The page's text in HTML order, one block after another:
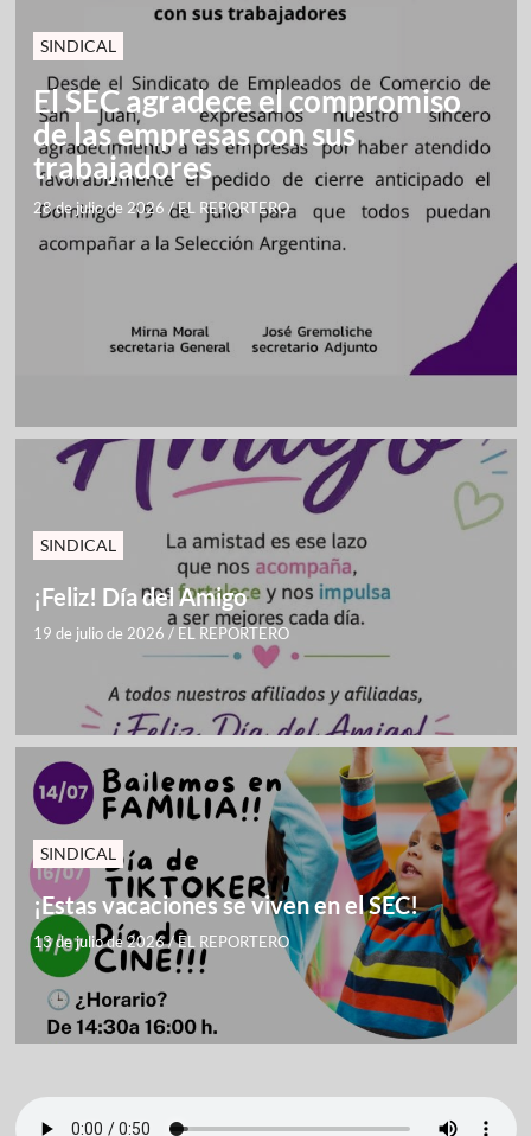
SINDICAL
El SEC agradece el compromiso
de las empresas con sus
trabajadores
28 de julio de 2026 /EL REPORTERO
SINDICAL
¡Feliz! Día del Amigo
19 de julio de 2026 / EL REPORTERO
SINDICAL
¡Estas vacaciones se viven en el SEC!
13 de julio de 2026/EL REPORTERO